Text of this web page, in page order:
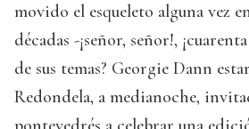
movido el esqueleto alguna vez
décadas -¡señor, señor!,
de sus temas? Georgie Dann
Redondela, a medianoche,